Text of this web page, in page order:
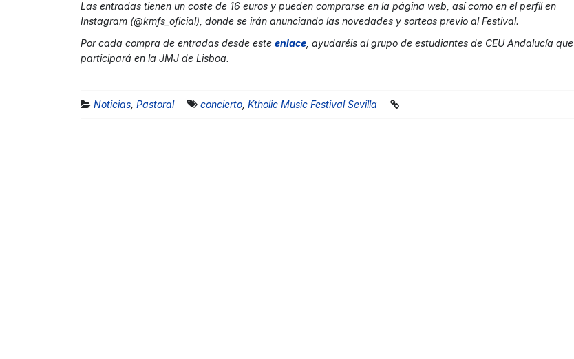
Las entradas tienen un coste de 16 euros y pueden comprarse en la página web, así como en el perfil en
Instagram (@kmfs_oficial), donde se irán anunciando las novedades y sorteos previo al Festival.
Por cada compra de entradas desde este enlace , ayudaréis al grupo de estudiantes de CEU Andalucía que
participará en la JMJ de Lisboa.
Noticias Pastoral concierto Ktholic Music Festival Sevilla